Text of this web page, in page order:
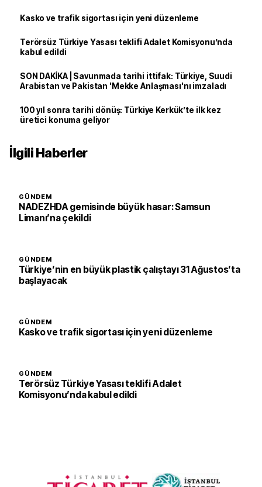
Kasko ve trafik sigortası için yeni düzenleme
Terörsüz Türkiye Yasası teklifi Adalet Komisyonu’nda
kabul edildi
SON DAKİKA | Savunmada tarihi ittifak: Türkiye, Suudi
Arabistan ve Pakistan 'Mekke Anlaşması'nı imzaladı
100 yıl sonra tarihi dönüş: Türkiye Kerkük’te ilk kez
üretici konuma geliyor
İlgili Haberler
GÜNDEM
NADEZHDA gemisinde büyük hasar: Samsun
Limanı’na çekildi
GÜNDEM
Türkiye’nin en büyük plastik çalıştayı 31 Ağustos’ta
başlayacak
GÜNDEM
Kasko ve trafik sigortası için yeni düzenleme
GÜNDEM
Terörsüz Türkiye Yasası teklifi Adalet
Komisyonu’nda kabul edildi